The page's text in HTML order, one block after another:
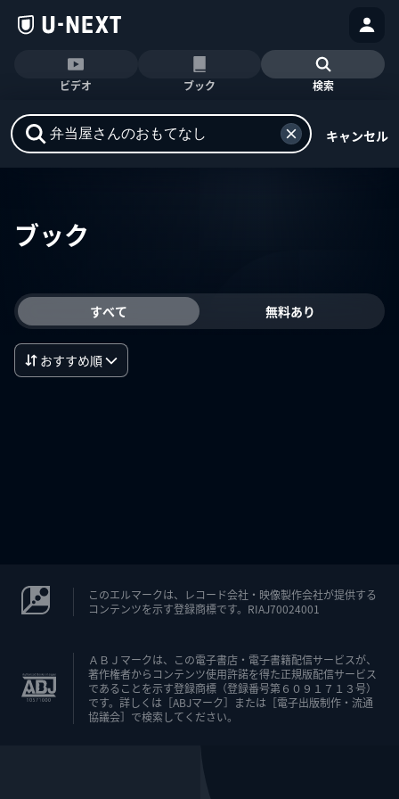
ビデオ ブック 検索
キャンセル
ブック
すべて 無料あり
おすすめ順
このエルマークは、レコード会社・映像製作会社が提供する
コンテンツを示す登録商標です。RIAJ70024001
ＡＢＪマークは、この電子書店・電子書籍配信サービスが、
著作権者からコンテンツ使用許諾を得た正規版配信サービス
であることを示す登録商標（登録番号第６０９１７１３号）
です。詳しくは［ABJマーク］または［電子出版制作・流通
協議会］で検索してください。